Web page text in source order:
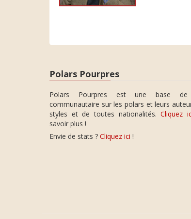
Polars Pourpres
Polars Pourpres est une base de
communautaire sur les polars et leurs
styles et de toutes nationalités.Cliquez
savoir plus !
Envie de stats ? Cliquez ici !